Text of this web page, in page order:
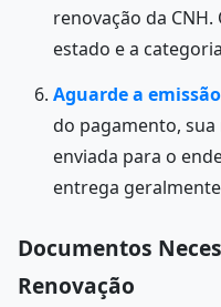
renovação da
estado e a
Aguarde a
do pagamento, sua
enviada para o
entrega
Documentos
Renovação